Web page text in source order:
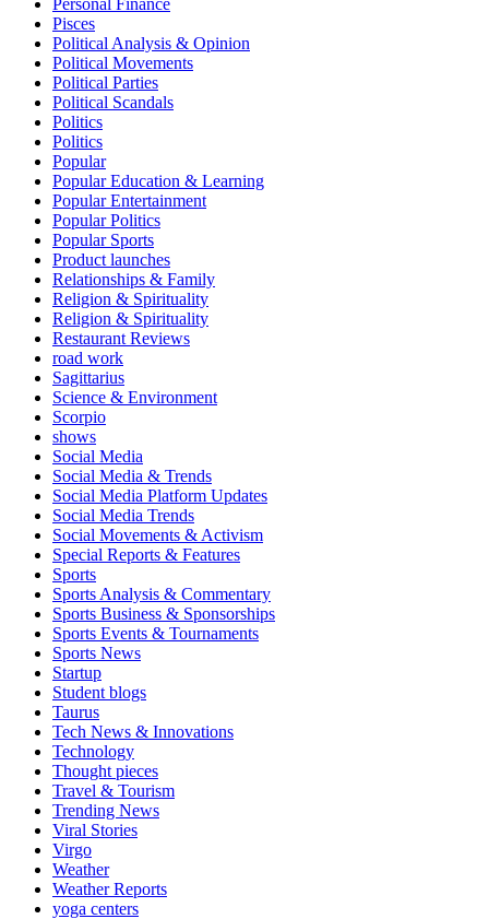
Pisces
Political Analysis & Opinion
Political Movements
Political Parties
Political Scandals
Politics
Politics
Popular
Popular Education & Learning
Popular Entertainment
Popular Politics
Popular Sports
Product launches
Relationships & Family
Religion & Spirituality
Religion & Spirituality
Restaurant Reviews
road work
Sagittarius
Science & Environment
Scorpio
shows
Social Media
Social Media & Trends
Social Media Platform Updates
Social Media Trends
Social Movements & Activism
Special Reports & Features
Sports
Sports Analysis & Commentary
Sports Business & Sponsorships
Sports Events & Tournaments
Sports News
Startup
Student blogs
Taurus
Tech News & Innovations
Technology
Thought pieces
Travel & Tourism
Trending News
Viral Stories
Virgo
Weather
Weather Reports
yoga centers